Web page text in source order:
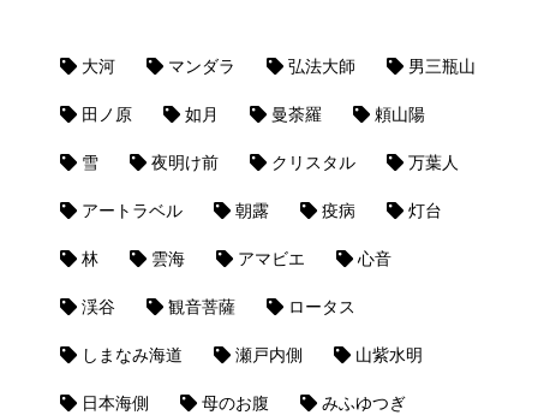
大河 マンダラ 弘法大師 男三瓶山
田ノ原 如月 曼荼羅 頼山陽
雪 夜明け前 クリスタル 万葉人
アートラベル 朝露 疫病 灯台
林 雲海 アマビエ 心音
渓谷 観音菩薩 ロータス
しまなみ海道 瀬戸内側 山紫水明
日本海側 母のお腹 みふゆつぎ